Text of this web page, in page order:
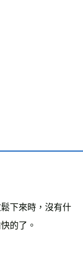
下來時，沒有什
的了。